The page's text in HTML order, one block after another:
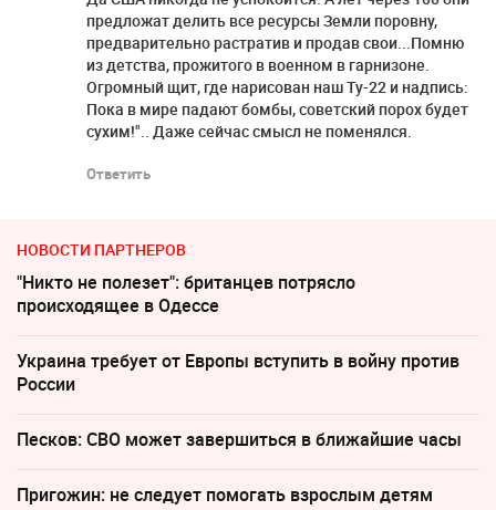
предложат делить все ресурсы Земли поровну,
предварительно растратив и продав свои...Помню
из детства, прожитого в военном в гарнизоне.
Огромный щит, где нарисован наш Ту-22 и надпись:
Пока в мире падают бомбы, советский порох будет
сухим!".. Даже сейчас смысл не поменялся.
Ответить
НОВОСТИ ПАРТНЕРОВ
"Никто не полезет": британцев потрясло
происходящее в Одессе
Украина требует от Европы вступить в войну против
России
Песков: СВО может завершиться в ближайшие часы
Пригожин: не следует помогать взрослым детям